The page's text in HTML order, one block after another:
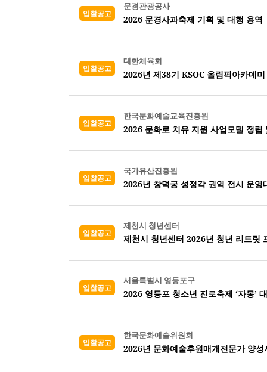
입찰공고
문경관광공사
2026 문경사과축제 기획 및 대행 용역
입찰공고
대한체육회
2026년 제38기 KSOC 올림픽아카데
입찰공고
한국문화예술교육진흥원
2026 문화로 치유 지원 사업모델 정립
입찰공고
국가유산진흥원
2026년 창덕궁 성정각 권역 전시 운영
입찰공고
제천시 청년센터
제천시 청년센터 2026년 청년 리트릿
입찰공고
서울특별시 영등포구
2026 영등포 청소년 진로축제 ‘자몽’
입찰공고
한국문화예술위원회
2026년 문화예술후원매개전문가 양성